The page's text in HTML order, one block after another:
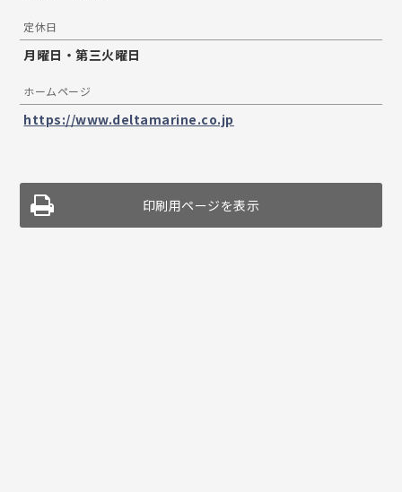
定休日
月曜日・第三火曜日
ホームページ
https://www.deltamarine.co.jp
印刷用ページを表示